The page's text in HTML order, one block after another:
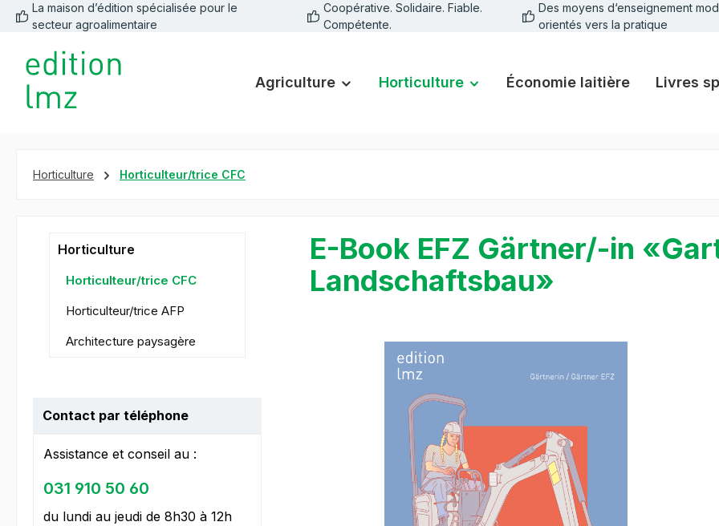
Passer à la navigation principale
La maison d’édition spécialisée pour le
secteur agroalimentaire
Coopérative. Solidaire. Fiable.
Compétente.
Des moyens d‘enseignement
orientés vers la pratique
Agriculture Horticulture Économie laitière Livres
Horticulture Horticulteur/trice CFC
Horticulture
Horticulteur/trice CFC
Horticulteur/trice AFP
Architecture paysagère
Contact par téléphone
Assistance et conseil au :
031 910 50 60
du lundi au jeudi de 8h30 à 12h
E-Book EFZ Gärtner/-in
Landschaftsbau»
Ignorer la galerie d'images